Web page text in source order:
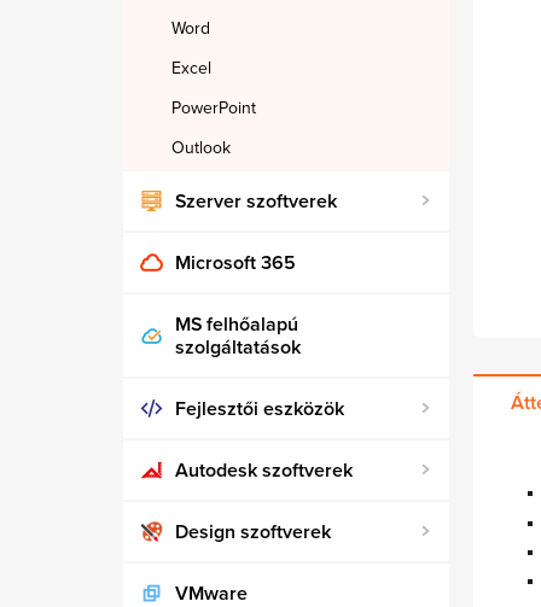
Word
Excel
PowerPoint
Outlook
Szerver szoftverek
Microsoft 365
MS felhőalapú
szolgáltatások
Fejlesztői eszközök
Autodesk szoftverek
Design szoftverek
VMware